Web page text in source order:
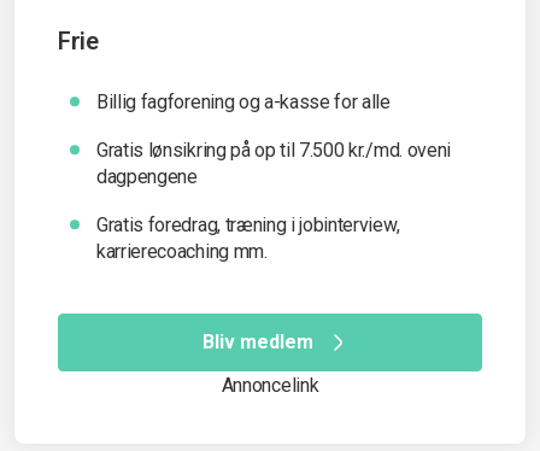
Frie
Billig fagforening og a-kasse for alle
Gratis lønsikring på op til 7.500 kr./md. oveni
dagpengene
Gratis foredrag, træning i jobinterview,
karrierecoaching mm.
Bliv medlem
Annoncelink